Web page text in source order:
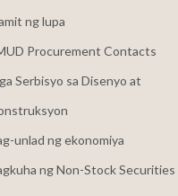
ng lupa
Procurement Contacts
Serbisyo sa Disenyo at
unlad ng ekonomiya
ng Non-Stock Securities